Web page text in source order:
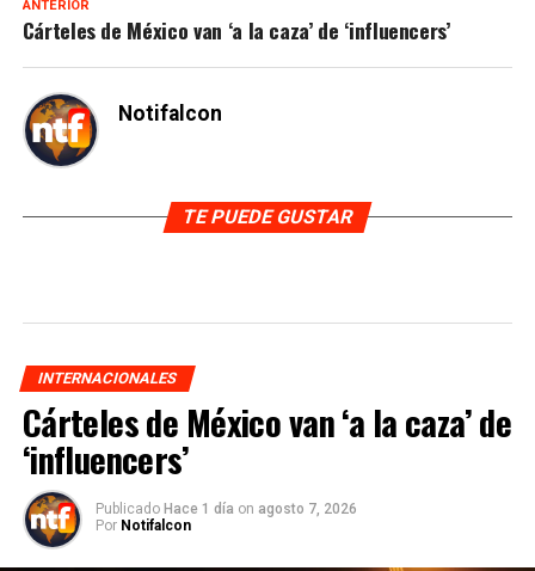
ANTERIOR
Cárteles de México van ‘a la caza’ de ‘influencers’
Notifalcon
TE PUEDE GUSTAR
INTERNACIONALES
Cárteles de México van ‘a la caza’ de
‘influencers’
Publicado Hace 1 día on agosto 7, 2026
Por Notifalcon